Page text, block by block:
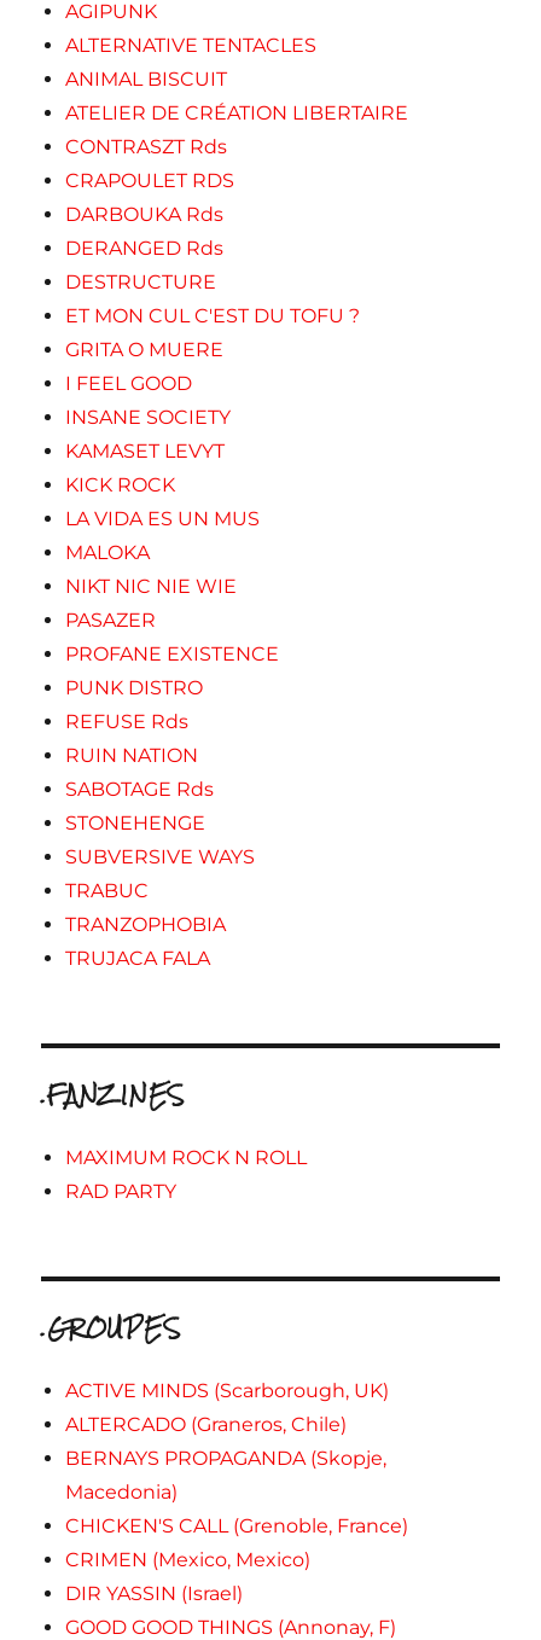
AGIPUNK
ALTERNATIVE TENTACLES
ANIMAL BISCUIT
ATELIER DE CRÉATION LIBERTAIRE
CONTRASZT Rds
CRAPOULET RDS
DARBOUKA Rds
DERANGED Rds
DESTRUCTURE
ET MON CUL C'EST DU TOFU ?
GRITA O MUERE
I FEEL GOOD
INSANE SOCIETY
KAMASET LEVYT
KICK ROCK
LA VIDA ES UN MUS
MALOKA
NIKT NIC NIE WIE
PASAZER
PROFANE EXISTENCE
PUNK DISTRO
REFUSE Rds
RUIN NATION
SABOTAGE Rds
STONEHENGE
SUBVERSIVE WAYS
TRABUC
TRANZOPHOBIA
TRUJACA FALA
.FANZINES
MAXIMUM ROCK N ROLL
RAD PARTY
.GROUPES
ACTIVE MINDS (Scarborough, UK)
ALTERCADO (Graneros, Chile)
BERNAYS PROPAGANDA (Skopje,
Macedonia)
CHICKEN'S CALL (Grenoble, France)
CRIMEN (Mexico, Mexico)
DIR YASSIN (Israel)
GOOD GOOD THINGS (Annonay, F)